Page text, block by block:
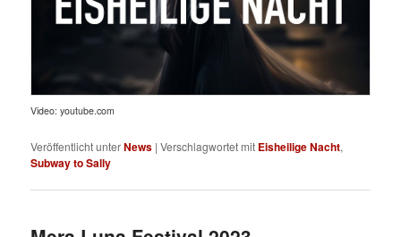
Video: youtube.com
Veröffentlicht unterNews |Verschlagwortet mit Eisheilige Nacht,
Subway to Sally